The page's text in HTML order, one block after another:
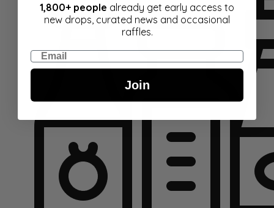
1,800+ people already get early access to
new drops, curated news and occasional
raffles.
Email
Join